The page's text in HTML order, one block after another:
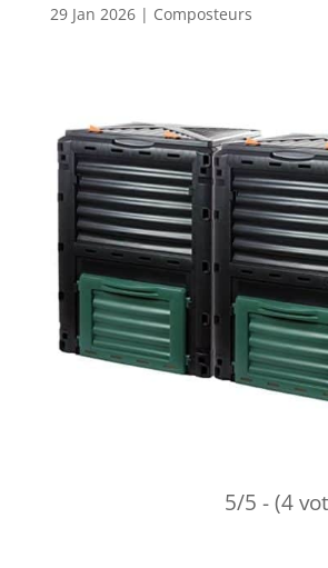
29 Jan 2026| Composteurs
5/5 - (4